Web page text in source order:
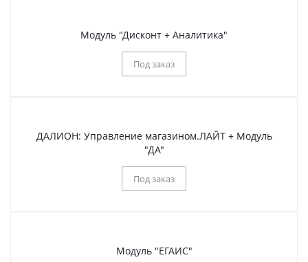
Модуль "Дисконт + Аналитика"
Под заказ
ДАЛИОН: Управление магазином.ЛАЙТ + Модуль
"ДА"
Под заказ
Модуль "ЕГАИС"